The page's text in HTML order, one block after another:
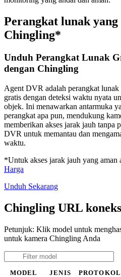
Perangkat lunak
Chingling*
Unduh Perangkat Lunak
dengan Chingling
Agent DVR adalah perangkat lunak
gratis dengan deteksi waktu nyata
objek. Ini menawarkan antarmuka
perangkat apa pun, mendukung
memberikan akses jarak jauh
DVR untuk memantau dan
waktu.
*Untuk akses jarak jauh yang aman
Harga
Unduh Sekarang
Chingling URL
Petunjuk: Klik model untuk
untuk kamera Chingling Anda
MODEL JENIS PROTOKOL